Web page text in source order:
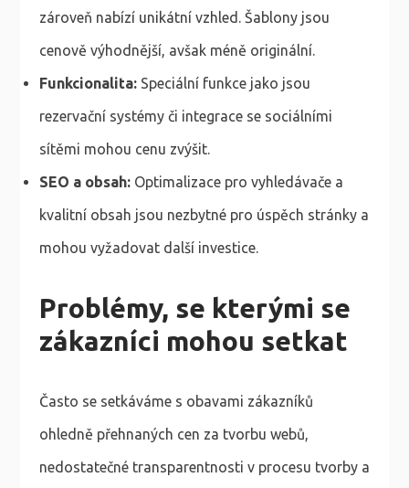
zároveň nabízí unikátní vzhled. Šablony jsou
cenově výhodnější, avšak méně originální.
Funkcionalita:Speciální funkce jako jsou
rezervační systémy či integrace se sociálními
sítěmi mohou cenu zvýšit.
SEO a obsah:Optimalizace pro vyhledávače a
kvalitní obsah jsou nezbytné pro úspěch stránky a
mohou vyžadovat další investice.
Problémy, se kterými se
zákazníci mohou setkat
Často se setkáváme s obavami zákazníků
ohledně přehnaných cen za tvorbu webů,
nedostatečné transparentnosti v procesu tvorby a